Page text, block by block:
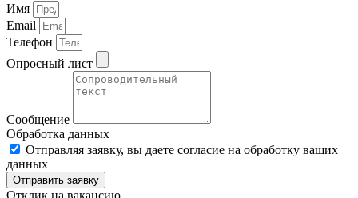
Имя
Email
Телефон
Опросный лист
Сообщение
Обработка данных
Отправляя заявку, вы даете согласие на обработку ваших
данных
Отправить заявку
Отклик на вакансию